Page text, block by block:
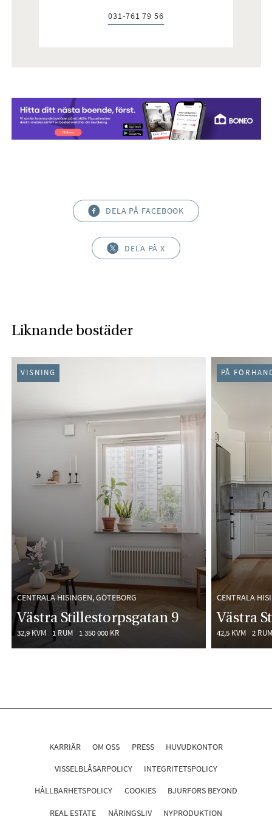
Telefon:
031-761 79 56
DELA PÅ FACEBOOK
DELA PÅ X
Liknande bostäder
CENTRALA HISINGEN, GÖTEBORG
Västra Stillestorpsgatan 9
32,9 KVM 1 RUM 1 350 000 KR
VISNING
CENTRALA
Västra
42,5 KVM 2 RUM
PÅ
KARRIÄR OM OSS PRESS HUVUDKONTOR
VISSELBLÅSARPOLICY INTEGRITETSPOLICY
HÅLLBARHETSPOLICY COOKIES BJURFORS BEYOND
REAL ESTATE NÄRINGSLIV NYPRODUKTION